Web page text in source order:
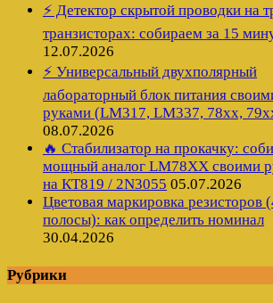
⚡ Детектор скрытой проводки на
транзисторах: собираем за 15
12.07.2026
⚡ Универсальный двухполярный
лабораторный блок питания
руками (LM317, LM337, 78xx,
08.07.2026
🔥 Стабилизатор на прокачку:
мощный аналог LM78XX своими
на КТ819 / 2N3055 05.07.2026
Цветовая маркировка резисторов
полосы): как определить номинал
30.04.2026
Рубрики